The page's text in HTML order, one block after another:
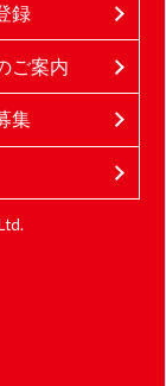
録
ご案内
集